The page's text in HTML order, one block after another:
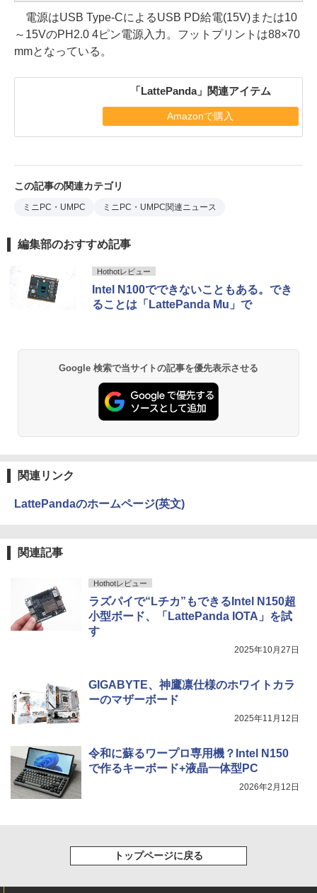
電源はUSB Type-CによるUSB PD給電(15V)または10
～15VのPH2.0 4ピン電源入力。フットプリントは88×70
mmとなっている。
「LattePanda」関連アイテム
Amazonで購入
この記事の関連カテゴリ
ミニPC・UMPC ミニPC・UMPC関連ニュース
編集部のおすすめ記事
Hothotレビュー
Intel N100でできないこともある。でき
ることは「LattePanda Mu」で
Google 検索で当サイトの記事を優先表示させる
関連リンク
LattePandaのホームページ(英文)
関連記事
Hothotレビュー
ラズパイで“Lチカ”もできるIntel N150超
小型ボード、「LattePanda IOTA」を試
す
2025年10月27日
GIGABYTE、神鷹凛仕様のホワイトカラ
ーのマザーボード
2025年11月12日
令和に蘇るワープロ専用機？Intel N150
で作るキーボード+液晶一体型PC
2026年2月12日
トップページに戻る